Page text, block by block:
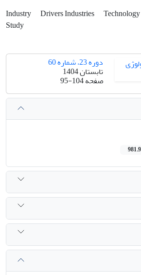
Industry Drivers Industries Technology
Study
دوره 23، شماره 60
تابستان 1404
صفحه95-104